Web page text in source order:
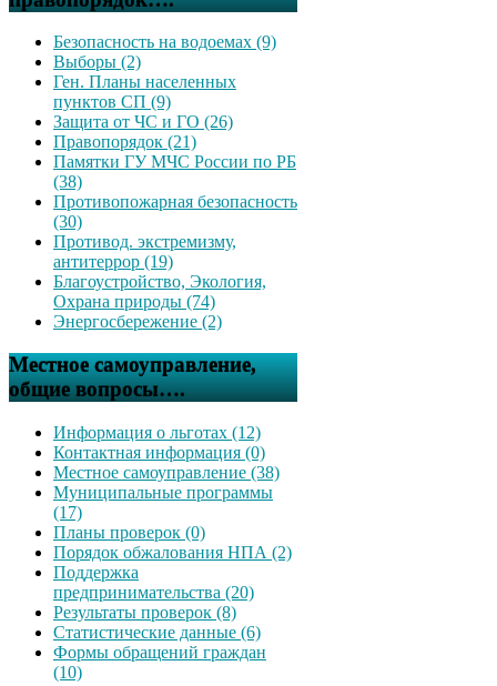
Безопасность на водоемах (9)
Выборы (2)
Ген. Планы населенных
пунктов СП (9)
Защита от ЧС и ГО (26)
Правопорядок (21)
Памятки ГУ МЧС России по РБ
(38)
Противопожарная безопасность
(30)
Противод. экстремизму,
антитеррор (19)
Благоустройство, Экология,
Охрана природы (74)
Энергосбережение (2)
Местное самоуправление,
общие вопросы….
Информация о льготах (12)
Контактная информация (0)
Местное самоуправление (38)
Муниципальные программы
(17)
Планы проверок (0)
Порядок обжалования НПА (2)
Поддержка
предпринимательства (20)
Результаты проверок (8)
Статистические данные (6)
Формы обращений граждан
(10)